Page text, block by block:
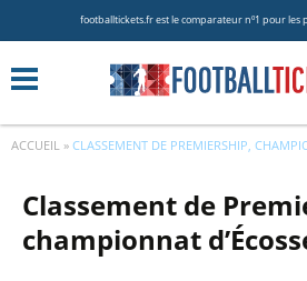
footballtickets.fr est le comparateur nº1 pour les
ACCUEIL » CLASSEMENT DE PREMIERSHIP,
Classement de
championnat